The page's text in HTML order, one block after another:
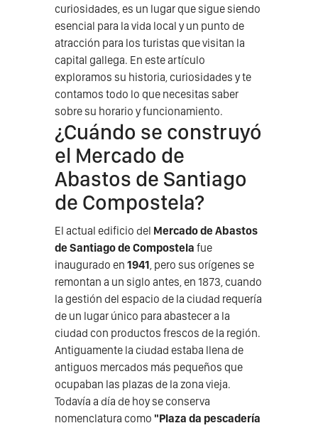
curiosidades, es un lugar que sigue siendo
esencial para la vida local y un punto de
atracción para los turistas que visitan la
capital gallega. En este artículo
exploramos su historia, curiosidades y te
contamos todo lo que necesitas saber
sobre su horario y funcionamiento.
¿Cuándo se construyó
el Mercado de
Abastos de Santiago
de Compostela?
El actual edificio del Mercado de Abastos
de Santiago de Compostela fue
inaugurado en 1941, pero sus orígenes se
remontan a un siglo antes, en 1873, cuando
la gestión del espacio de la ciudad requería
de un lugar único para abastecer a la
ciudad con productos frescos de la región.
Antiguamente la ciudad estaba llena de
antiguos mercados más pequeños que
ocupaban las plazas de la zona vieja.
Todavía a día de hoy se conserva
nomenclatura como "Plaza da pescadería